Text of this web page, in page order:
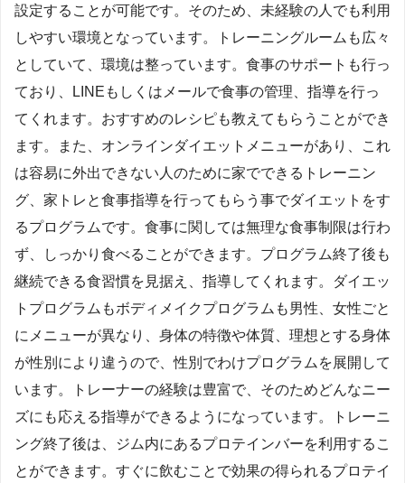
設定することが可能です。そのため、未経験の人でも利用
しやすい環境となっています。トレーニングルームも広々
としていて、環境は整っています。食事のサポートも行っ
ており、LINEもしくはメールで食事の管理、指導を行っ
てくれます。おすすめのレシピも教えてもらうことができ
ます。また、オンラインダイエットメニューがあり、これ
は容易に外出できない人のために家でできるトレーニン
グ、家トレと食事指導を行ってもらう事でダイエットをす
るプログラムです。食事に関しては無理な食事制限は行わ
ず、しっかり食べることができます。プログラム終了後も
継続できる食習慣を見据え、指導してくれます。ダイエッ
トプログラムもボディメイクプログラムも男性、女性ごと
にメニューが異なり、身体の特徴や体質、理想とする身体
が性別により違うので、性別でわけプログラムを展開して
います。トレーナーの経験は豊富で、そのためどんなニー
ズにも応える指導ができるようになっています。トレーニ
ング終了後は、ジム内にあるプロテインバーを利用するこ
とができます。すぐに飲むことで効果の得られるプロテイ